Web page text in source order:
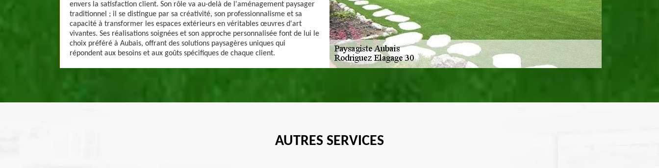
envers la satisfaction client. Son rôle va au-delà de l'aménagement paysager
traditionnel ; il se distingue par sa créativité, son professionnalisme et sa
capacité à transformer les espaces extérieurs en véritables œuvres d'art
vivantes. Ses réalisations soignées et son approche personnalisée font de lui le
choix préféré à Aubais, offrant des solutions paysagères uniques qui
répondent aux besoins et aux goûts spécifiques de chaque client.
AUTRES SERVICES